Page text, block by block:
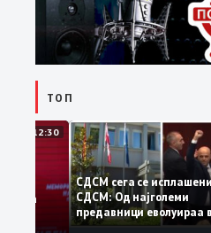
ТОП
12:30
на
СДСМ сега се
СДСМ: Од најголеми
предавници
најголеми патриоти